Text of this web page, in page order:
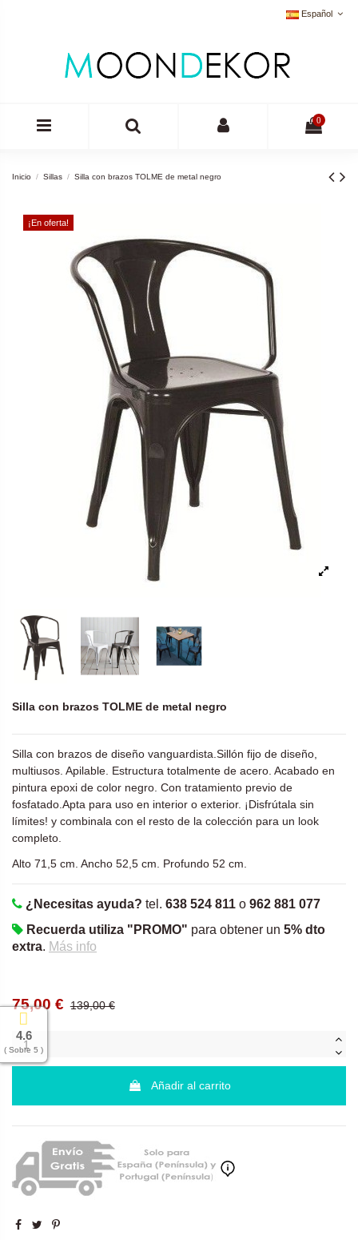
4.6
( Sobre 5 )
Español
0
Inicio Sillas Silla con brazos TOLME de metal negro
¡En oferta!
Silla con brazos TOLME de metal negro
Silla con brazos de diseño vanguardista.Sillón fijo de diseño,
multiusos. Apilable. Estructura totalmente de acero. Acabado en
pintura epoxi de color negro. Con tratamiento previo de
fosfatado.Apta para uso en interior o exterior. ¡Disfrútala sin
límites! y combinala con el resto de la colección para un look
completo.
Alto 71,5 cm. Ancho 52,5 cm. Profundo 52 cm.
¿Necesitas ayuda? tel. 638 524 811 o 962 881 077
Recuerda utiliza "PROMO" para obtener un 5% dto
extra. Más info
75,00 € 139,00 €
Añadir al carrito